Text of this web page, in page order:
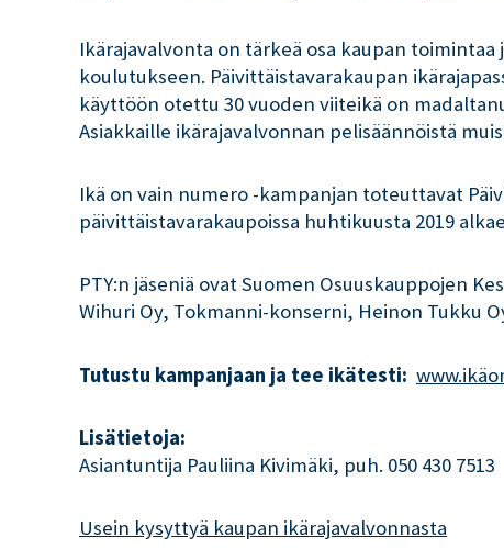
Ikärajavalvonta on tärkeä osa kaupan
koulutukseen. Päivittäistavarakaupan
käyttöön otettu 30 vuoden viiteikä on
Asiakkaille ikärajavalvonnan pelisäännöistä
Ikä on vain numero -kampanjan toteuttavat
päivittäistavarakaupoissa huhtikuusta 2019
PTY:n jäseniä ovat Suomen Osuuskauppojen
Wihuri Oy, Tokmanni-konserni, Heinon Tukku
Tutustu kampanjaan ja tee ikätesti:
Lisätietoja:
Asiantuntija Pauliina Kivimäki, puh. 050 430 7513
Usein kysyttyä kaupan ikärajavalvonnasta